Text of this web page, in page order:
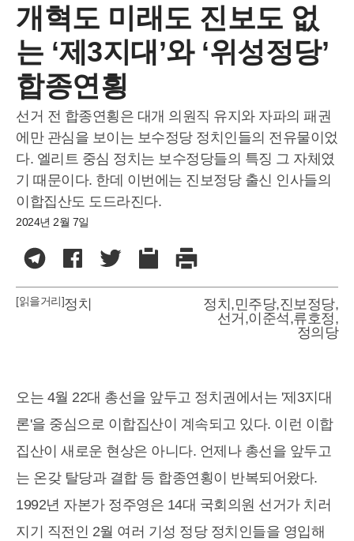
개혁도 미래도 진보도 없
는 ‘제3지대’와 ‘위성정당’
합종연횡
선거 전 합종연횡은 대개 의원직 유지와 자파의 패권
에만 관심을 보이는 보수정당 정치인들의 전유물이었
다. 엘리트 중심 정치는 보수정당들의 특징 그 자체였
기 때문이다. 한데 이번에는 진보정당 출신 인사들의
이합집산도 도드라진다.
2024년 2월 7일
[읽을거리]정치 정치,민주당,진보정당,
선거 ,이준석,류호정,
정의당
오는 4월 22대 총선을 앞두고 정치권에서는 '제3지대
론'을 중심으로 이합집산이 계속되고 있다. 이런 이합
집산이 새로운 현상은 아니다. 언제나 총선을 앞두고
는 온갖 탈당과 결합 등 합종연횡이 반복되어왔다.
1992년 자본가 정주영은 14대 국회의원 선거가 치러
지기 직전인 2월 여러 기성 정당 정치인들을 영입해